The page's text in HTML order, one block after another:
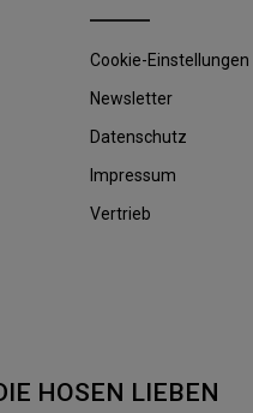
Cookie-Einstellungen
Newsletter
Datenschutz
Impressum
Vertrieb
HOSEN LIEBEN